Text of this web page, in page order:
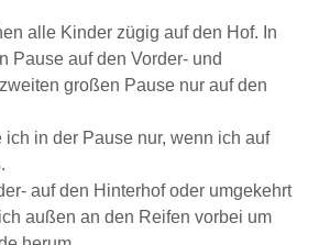
alle Kinder zügig auf den Hof. In
Pause auf den Vorder- und
großen Pause nur auf den
ich in der Pause nur, wenn ich auf
auf den Hinterhof oder umgekehrt
außen an den Reifen vorbei um